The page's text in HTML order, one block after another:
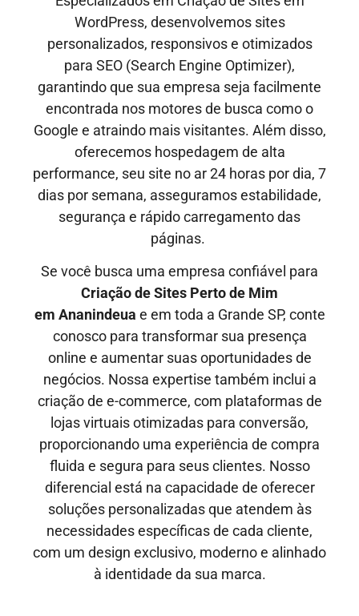
WordPress, desenvolvemos sites
personalizados, responsivos e otimizados
para SEO (Search Engine Optimizer),
garantindo que sua empresa seja facilmente
encontrada nos motores de busca como o
Google e atraindo mais visitantes. Além disso,
oferecemos hospedagem de alta
performance, seu site no ar24 horas por dia, 7
dias por semana, asseguramos estabilidade,
segurança e rápido carregamento das
páginas.
Se você busca uma empresa confiável para
Criação de Sites Perto de Mim
em Ananindeua e em toda a Grande SP, conte
conosco para transformar sua presença
online e aumentar suas oportunidades de
negócios. Nossa expertise também inclui a
criação de e-commerce, com plataformas de
lojas virtuais otimizadas para conversão,
proporcionando uma experiência de compra
fluida e segura para seus clientes. Nosso
diferencial está na capacidade de oferecer
soluções personalizadas que atendem às
necessidades específicas de cada cliente,
com um design exclusivo, moderno e alinhado
à identidade da sua marca.